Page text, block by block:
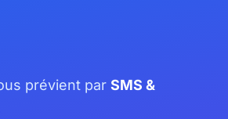
prévient par SMS &